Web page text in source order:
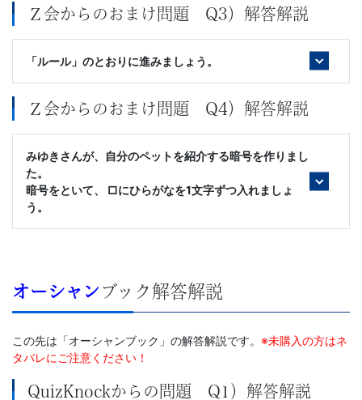
Ｚ会からのおまけ問題 Q3）解答解説
「ルール」のとおりに進みましょう。
Ｚ会からのおまけ問題 Q4）解答解説
みゆきさんが、自分のペットを紹介する暗号を作りまし
た。
暗号をといて、 □にひらがなを1文字ずつ入れましょ
う。
オーシャン ブック解答解説
この先は「オーシャンブック」の解答解説です。 ※未購入の方はネ
タバレにご注意ください！
QuizKnockからの問題 Q1）解答解説